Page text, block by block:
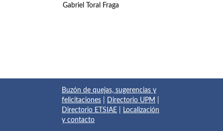
Gabriel Toral Fraga
Buzón de quejas, sugerencias y
felicitaciones
Directorio UPM
Directorio ETSIAE
Localización
y contacto